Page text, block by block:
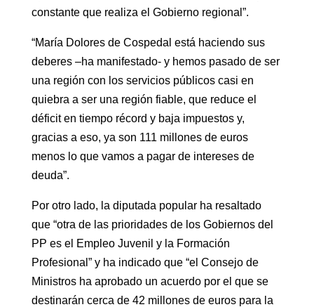
constante que realiza el Gobierno regional”.
“María Dolores de Cospedal está haciendo sus
deberes –ha manifestado- y hemos pasado de ser
una región con los servicios públicos casi en
quiebra a ser una región fiable, que reduce el
déficit en tiempo récord y baja impuestos y,
gracias a eso, ya son 111 millones de euros
menos lo que vamos a pagar de intereses de
deuda”.
Por otro lado, la diputada popular ha resaltado
que “otra de las prioridades de los Gobiernos del
PP es el Empleo Juvenil y la Formación
Profesional” y ha indicado que “el Consejo de
Ministros ha aprobado un acuerdo por el que se
destinarán cerca de 42 millones de euros para la